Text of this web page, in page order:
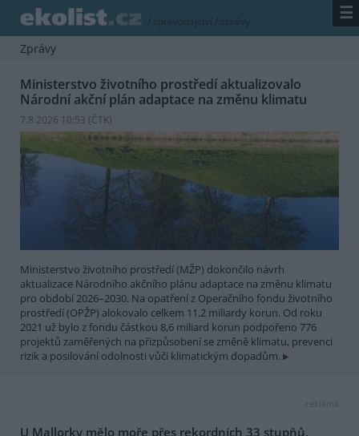
/ zpravodajství / zprávy ☰
Zprávy
Ministerstvo životního prostředí aktualizovalo
Národní akční plán adaptace na změnu klimatu
7.8.2026 10:53 (ČTK)
Ministerstvo životního prostředí (MŽP) dokončilo návrh
aktualizace Národního akčního plánu adaptace na změnu klimatu
pro období 2026–2030. Na opatření z Operačního fondu životního
prostředí (OPŽP) alokovalo celkem 11,2 miliardy korun. Od roku
2021 už bylo z fondu částkou 8,6 miliard korun podpořeno 776
projektů zaměřených na přizpůsobení se změně klimatu, prevenci
rizik a posilování odolnosti vůči klimatickým dopadům.
reklama
U Mallorky mělo moře přes rekordních 33 stupňů,